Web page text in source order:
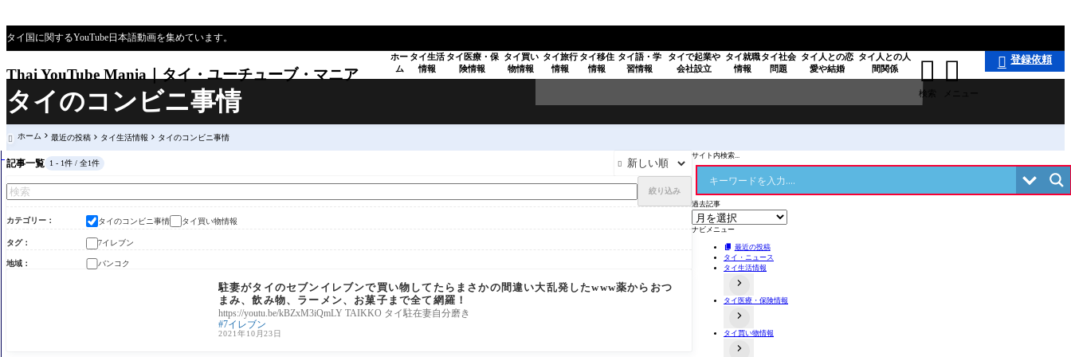
タイのコンビニ事情
タイ国に関するYouTube日本語動画を集めています。
Thai YouTube Mania｜タイ・ユーチューブ・マニア
ホー
ム
タイ生活
情報
タイ医療・保
険情報
タイ買い
物情報
タイ旅行
情報
タイ移住
情報
タイ語・学
習情報
タイで起業や
会社設立
タイ就職
情報
タイ社会
問題
タイ人との恋
愛や結婚
タイ人との人
間関係

検索
  登録依頼
 ホーム 最近の投稿 タイ生活情報 タイのコンビニ事情
記事一覧 1 - 1件 / 全1件 
絞り込み
カテゴリー タイのコンビニ事情 タイ買い物情報
タグ 7イレブン
地域 バンコク
駐妻がタイのセブンイレブンで買い物してたらまさかの間違い大乱発したwww薬からおつ
まみ、飲み物、ラーメン、お菓子まで全て網羅！
https://youtu.be/kBZxM3iQmLY TAIKKO タイ駐在妻自分磨き
7イレブン
2021年10月23日
サイト内検索...
過去記事
ナビメニュー
最近の投稿
タイ・ニュース
タイ生活情報
タイの事件あるある
不動産情報
タイ医療・保険情報
病院情報
タイ買い物情報